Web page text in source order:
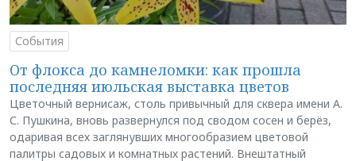
События
От флокса до камнеломки: как прошла
последняя июльская выставка цветов
Цветочный вернисаж, столь привычный для сквера имени А.
С. Пушкина, вновь развернулся под сводом сосен и берёз,
одаривая всех заглянувших многообразием цветовой
палитры садовых и комнатных растений. Внештатный